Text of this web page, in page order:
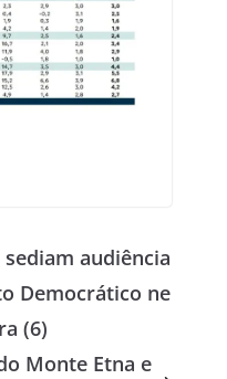
audiência
Democrático ne
(6)
Monte Etna e